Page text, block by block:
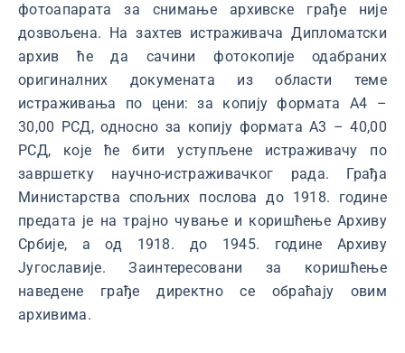
фотоапарата за снимање архивске грађе није
дозвољена. На захтев истраживача Дипломатски
архив ће да сачини фотокопије одабраних
оригиналних докумената из области теме
истраживања по цени: за копију формата А4 –
30,00 РСД, односно за копију формата А3 – 40,00
РСД, које ће бити уступљене истраживачу по
завршетку научно-истраживачког рада. Грађа
Министарства спољних послова до 1918. године
предата је на трајно чување и коришћење Архиву
Србије, а од 1918. до 1945. године Архиву
Југославије. Заинтересовани за коришћење
наведене грађе директно се обраћају овим
архивима.